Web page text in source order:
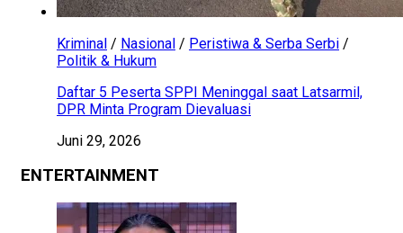
Kriminal / Nasional / Peristiwa & Serba Serbi /
Politik & Hukum
Daftar 5 Peserta SPPI Meninggal saat Latsarmil,
DPR Minta Program Dievaluasi
Juni 29, 2026
ENTERTAINMENT